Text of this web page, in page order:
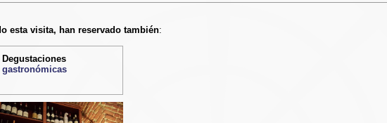
esta visita, han reservado también:
Degustaciones
gastronómicas